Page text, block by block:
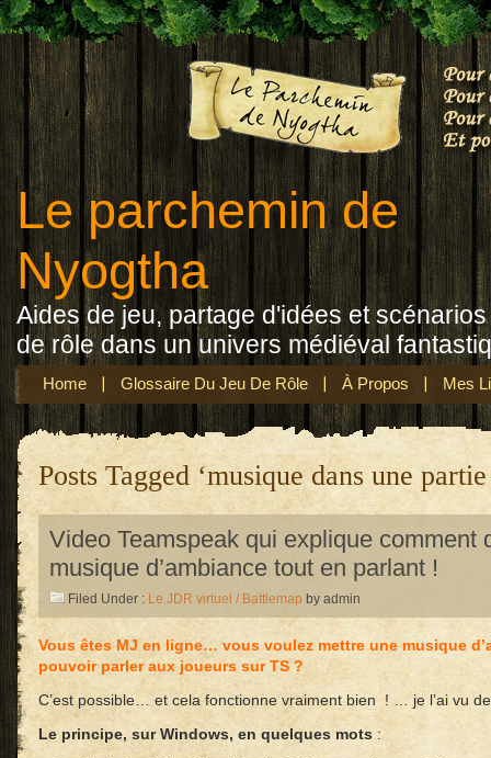
Le parchemin de
Nyogtha
Aides de jeu, partage d'idées et
de rôle dans un univers médiéval
Home Glossaire Du Jeu De Rôle À Propos Mes
Posts Tagged ‘musique dans une
Video Teamspeak qui explique comment
musique d’ambiance tout en parlant !
Filed Under : Le JDR virtuel / Battlemap by admin
Vous êtes MJ en ligne… vous voulez mettre une musique
pouvoir parler aux joueurs sur TS ?
C’est possible… et cela fonctionne vraiment bien ! … je l’ai vu
Le principe, sur Windows, en quelques mots :